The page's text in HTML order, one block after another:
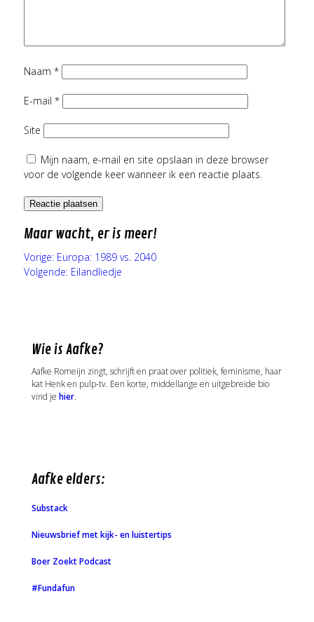
Naam *
E-mail *
Site
Mijn naam, e-mail en site opslaan in deze browser
voor de volgende keer wanneer ik een reactie plaats.
Maar wacht, er is meer!
Vorige: Europa: 1989 vs. 2040
Volgende: Eilandliedje
Wie is Aafke?
Aafke Romeijn zingt, schrijft en praat over politiek, feminisme, haar
kat Henk en pulp-tv. Een korte, middellange en uitgebreide bio
vind je hier.
Aafke elders:
Substack
Nieuwsbrief met kijk- en luistertips
Boer Zoekt Podcast
#Fundafun